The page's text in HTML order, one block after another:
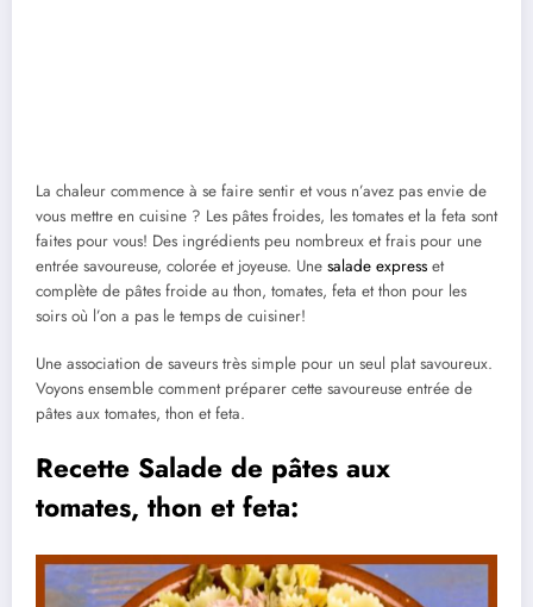
La chaleur commence à se faire sentir et vous n’avez pas envie de
vous mettre en cuisine ? Les pâtes froides, les tomates et la feta sont
faites pour vous! Des ingrédients peu nombreux et frais pour une
entrée savoureuse, colorée et joyeuse. Une salade express et
complète de pâtes froide au thon, tomates, feta et thon pour les
soirs où l’on a pas le temps de cuisiner!
Une association de saveurs très simple pour un seul plat savoureux.
Voyons ensemble comment préparer cette savoureuse entrée de
pâtes aux tomates, thon et feta.
Recette Salade de pâtes aux
tomates, thon et feta: